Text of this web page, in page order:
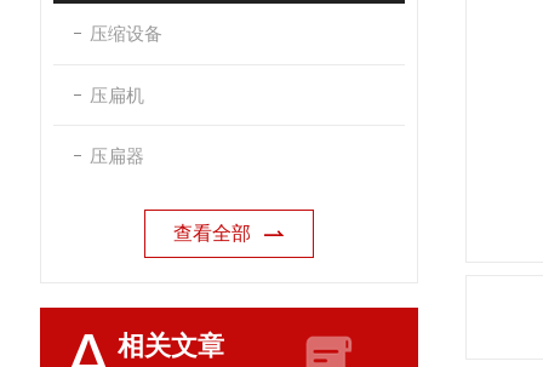
压缩设备
压扁机
压扁器
查看全部
相关文章